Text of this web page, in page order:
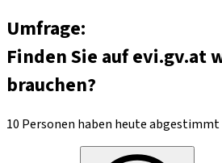
Umfrage:
Finden Sie auf evi.gv.at
brauchen?
10 Personen haben heute abgestimmt